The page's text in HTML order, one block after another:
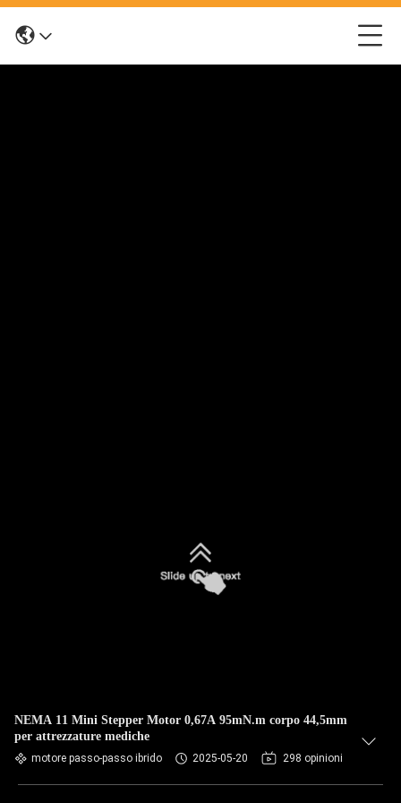
NEMA 11 Mini Stepper Motor 0,67A 95mN.m corpo 44,5mm
per attrezzature mediche
motore passo-passo ibrido 2025-05-20 298 opinioni